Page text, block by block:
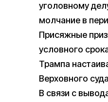
уголовному
молчание в
Присяжные
условного
Трампа
Верховного
В связи с